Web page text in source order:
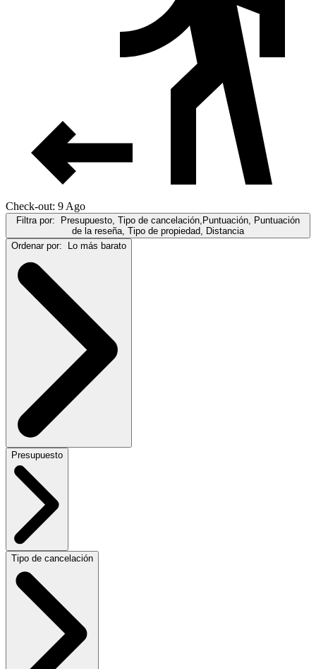
Check-out: 9 Ago
Filtra por:
Presupuesto, Tipo de cancelación,Puntuación, Puntuación
de la reseña, Tipo de propiedad, Distancia
Ordenar por:
Lo más barato
Presupuesto
Tipo de cancelación